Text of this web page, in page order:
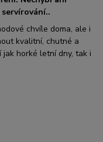
chvíle doma, ale i
kvalitní, chutné a
horké letní dny, tak i